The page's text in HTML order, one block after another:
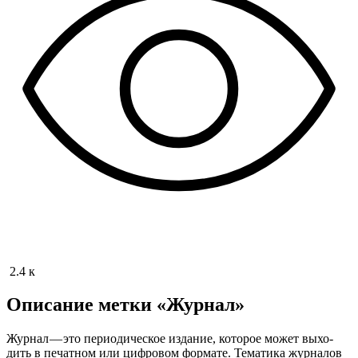
2.4 к
Описание метки «Журнал»
Жур­нал — это пери­о­ди­че­ское изда­ние, кото­рое может выхо­
дить в печат­ном или циф­ро­вом фор­ма­те. Тема­ти­ка жур­на­лов